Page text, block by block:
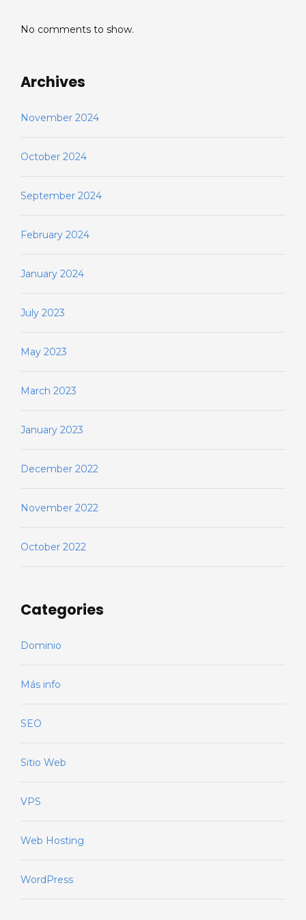
No comments to show.
Archives
November 2024
October 2024
September 2024
February 2024
January 2024
July 2023
May 2023
March 2023
January 2023
December 2022
November 2022
October 2022
Categories
Dominio
Más info
SEO
Sitio Web
VPS
Web Hosting
WordPress